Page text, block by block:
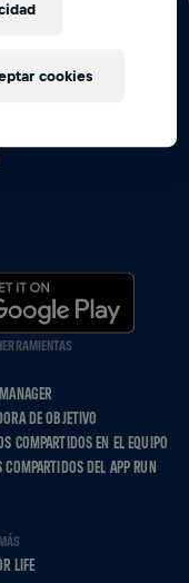
DE OBJETIVO
COMPARTIDOS EN EL EQUIPO
COMPARTIDOS DEL APP RUN
LIFE
cookies